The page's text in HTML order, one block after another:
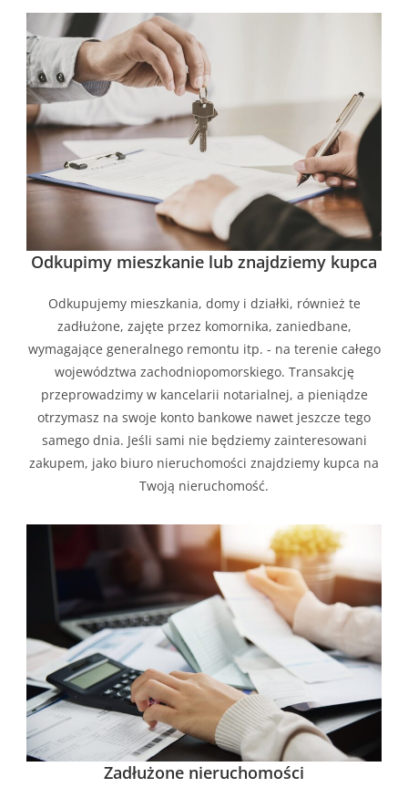
Odkupimy mieszkanie lub znajdziemy kupca
Odkupujemy mieszkania, domy i działki, również te
zadłużone, zajęte przez komornika, zaniedbane,
wymagające generalnego remontu itp. - na terenie całego
województwa zachodniopomorskiego. Transakcję
przeprowadzimy w kancelarii notarialnej, a pieniądze
otrzymasz na swoje konto bankowe nawet jeszcze tego
samego dnia. Jeśli sami nie będziemy zainteresowani
zakupem, jako biuro nieruchomości znajdziemy kupca na
Twoją nieruchomość.
Zadłużone nieruchomości